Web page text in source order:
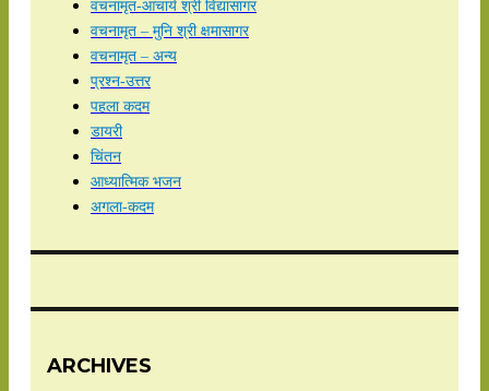
वचनामृत-आचार्य श्री विद्यासागर
वचनामृत – मुनि श्री क्षमासागर
वचनामृत – अन्य
प्रश्न-उत्तर
पहला कदम
डायरी
चिंतन
आध्यात्मिक भजन
अगला-कदम
ARCHIVES